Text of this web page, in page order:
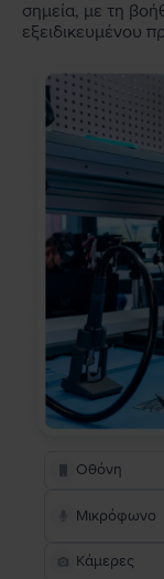
σημεία, με τη
εξειδικευμένου
Οθόνη
Μικρόφωνο
Κάμερες